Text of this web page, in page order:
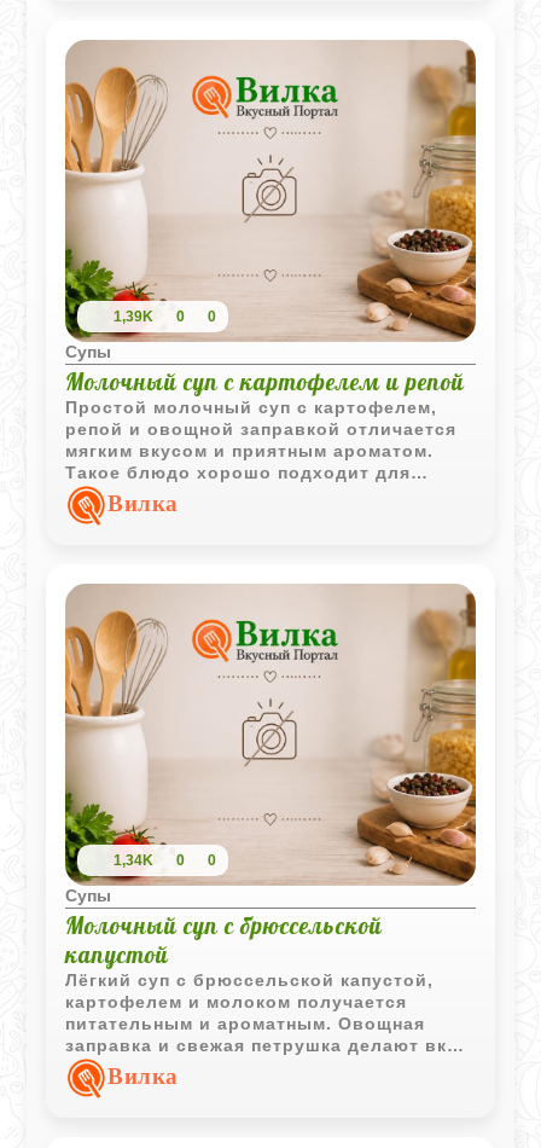
1,39K 0 0
Супы
Молочный суп с картофелем и репой
Простой молочный суп с картофелем,
репой и овощной заправкой отличается
мягким вкусом и приятным ароматом.
Такое блюдо хорошо подходит для
домашнего обеда и знакомит с
традиционными сочетаниями овощей и
Вилка
1,34K 0 0
Супы
Молочный суп с брюссельской
капустой
Лёгкий суп с брюссельской капустой,
картофелем и молоком получается
питательным и ароматным. Овощная
заправка и свежая петрушка делают вкус
более выразительным, сохраняя
домашний характер блюда.
Вилка